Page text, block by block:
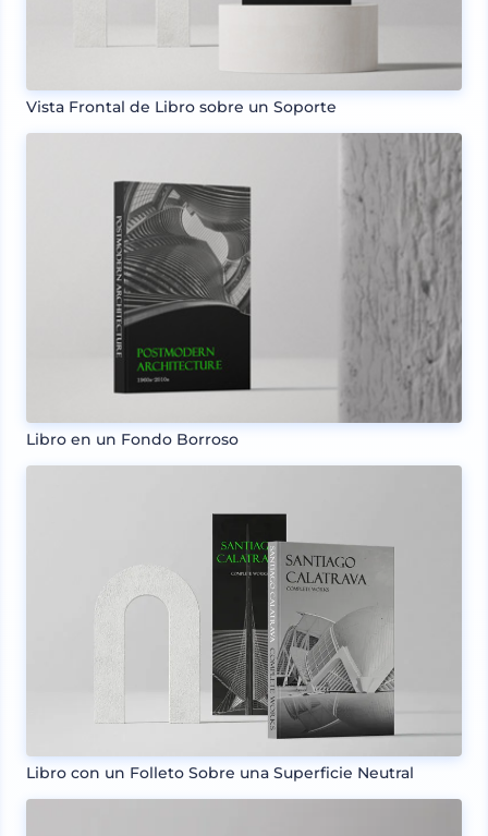
Vista Frontal de Libro sobre un Soporte
Libro en un Fondo Borroso
Libro con un Folleto Sobre una Superficie Neutral